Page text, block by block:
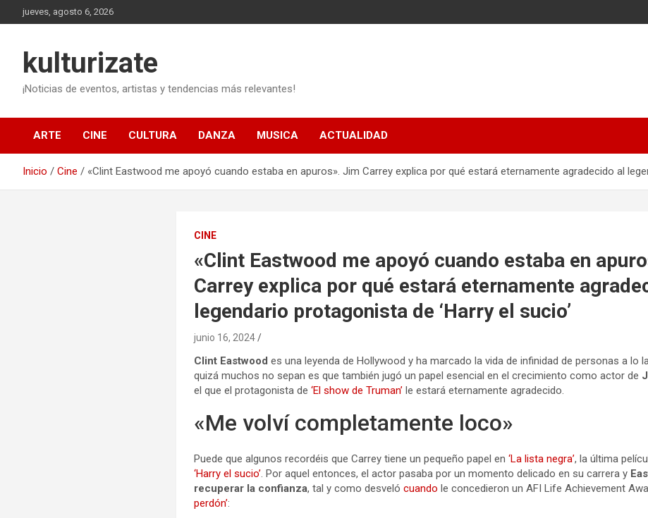
Saltar
al
jueves, agosto 6, 2026
kulturizate
¡Noticias de eventos, artistas y tendencias más relevantes!
ARTE CINE CULTURA DANZA MUSICA ACTUALIDAD
Inicio Cine «Clint Eastwood me apoyó cuando estaba en apuros». Jim Carrey explica por qué estará eternamente agradecido al
CINE
«Clint Eastwood me apoyó cuando estaba en
Carrey explica por qué estará eternamente
legendario protagonista de ‘Harry el sucio’
junio 16, 2024
Clint Eastwoodes una leyenda de Hollywood y ha marcado la vida de infinidad de personas a lo
quizá muchos no sepan es que también jugó un papel esencial en el crecimiento como actor de
el que el protagonista de‘El show de Truman’ le estará eternamente agradecido.
«Me volví completamente loco»
Puede que algunos recordéis que Carrey tiene un pequeño papel en‘La lista negra’, la última
‘Harry el sucio’. Por aquel entonces, el actor pasaba por un momento delicado en su carrera y
recuperar la confianza, tal y como desvelócuando le concedieron un AFI Life Achievement
perdón’: